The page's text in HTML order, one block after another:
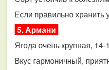
Если правильно хранить
5. Армани
Ягода очень крупная, 14-
Вкус гармоничный,